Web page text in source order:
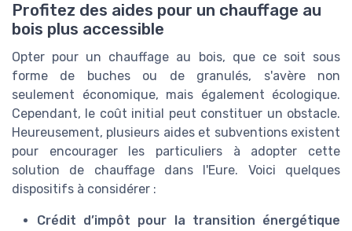
Profitez des aides pour un chauffage au
bois plus accessible
Opter pour un chauffage au bois, que ce soit sous
forme de buches ou de granulés, s'avère non
seulement économique, mais également écologique.
Cependant, le coût initial peut constituer un obstacle.
Heureusement, plusieurs aides et subventions existent
pour encourager les particuliers à adopter cette
solution de chauffage dans l'Eure. Voici quelques
dispositifs à considérer :
Crédit d’impôt pour la transition énergétique